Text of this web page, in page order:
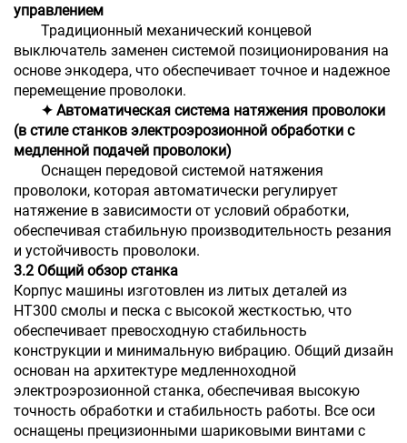
управлением
Традиционный механический концевой
выключатель заменен системой позиционирования на
основе энкодера, что обеспечивает точное и надежное
перемещение проволоки.
✦ Автоматическая система натяжения проволоки
(в стиле станков электроэрозионной обработки с
медленной подачей проволоки)
Оснащен передовой системой натяжения
проволоки, которая автоматически регулирует
натяжение в зависимости от условий обработки,
обеспечивая стабильную производительность резания
и устойчивость проволоки.
3.2 Общий обзор станка
Корпус машины изготовлен из литых деталей из
HT300 смолы и песка с высокой жесткостью, что
обеспечивает превосходную стабильность
конструкции и минимальную вибрацию. Общий дизайн
основан на архитектуре медленноходной
электроэрозионной станка, обеспечивая высокую
точность обработки и стабильность работы. Все оси
оснащены прецизионными шариковыми винтами с